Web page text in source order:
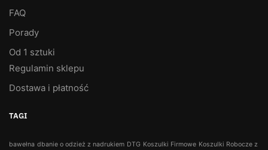
FAQ
Porady
Od 1 sztuki
Regulamin sklepu
Dostawa i płatność
TAGI
bawełna dbanie o odzież z nadrukiem DTG Koszulki Firmowe Koszulki Robocze z